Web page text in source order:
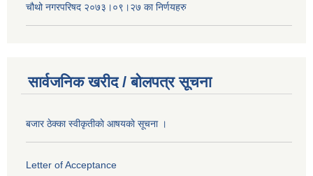
चौथो नगरपरिषद २०७३।०९।२७ का निर्णयहरु
सार्वजनिक खरीद / बोलपत्र सूचना
बजार ठेक्का स्वीकृतीकाे आषयकाे सूचना ।
Letter of Acceptance